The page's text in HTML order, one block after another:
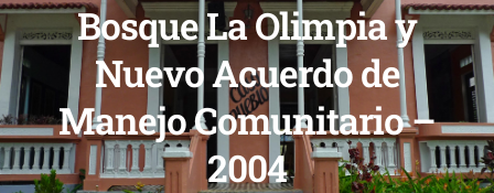
Bosque La Olimpia y
Nuevo Acuerdo de
Manejo Comunitario –
2004